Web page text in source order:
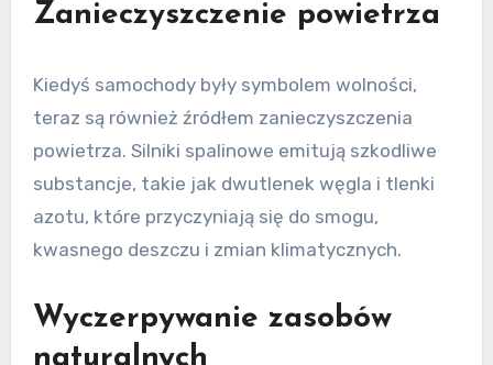
Zanieczyszczenie powietrza
Kiedyś samochody były symbolem wolności,
teraz są również źródłem zanieczyszczenia
powietrza. Silniki spalinowe emitują szkodliwe
substancje, takie jak dwutlenek węgla i tlenki
azotu, które przyczyniają się do smogu,
kwasnego deszczu i zmian klimatycznych.
Wyczerpywanie zasobów
naturalnych